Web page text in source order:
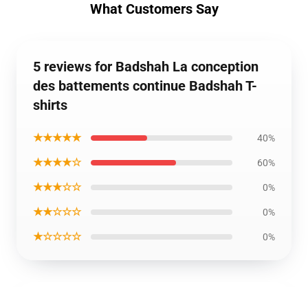
What Customers Say
5 reviews for Badshah La conception
des battements continue Badshah T-
shirts
★★★★★ 40%
★★★★☆ 60%
★★★☆☆ 0%
★★☆☆☆ 0%
★☆☆☆☆ 0%